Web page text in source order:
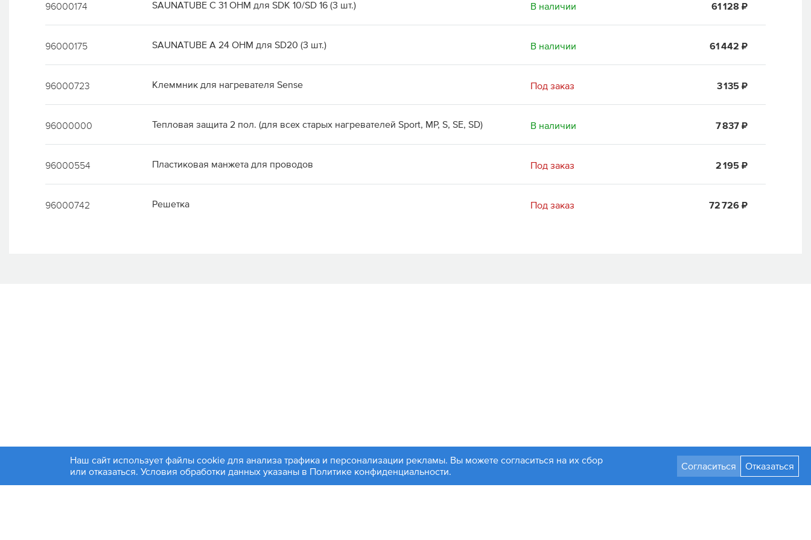
96000174 SAUNATUBE C 31 OHM для SDK 10/SD 16 (3 шт.) В наличии 61 128 ₽
96000175 SAUNATUBE A 24 OHM для SD20 (3 шт.) В наличии 61 442 ₽
96000723 Клеммник для нагревателя Sense Под заказ 3 135 ₽
96000000 Тепловая защита 2 пол. (для всех старых нагревателей Sport, MP, S, SE, SD) В наличии 7 837 ₽
96000554 Пластиковая манжета для проводов Под заказ 2 195 ₽
96000742 Решетка Под заказ 72 726 ₽
© 1994-2026. ЗАО «Контакт Плюс»
Политика конфиденциальности
+7 499 504-88-48
Москва, ул. 1812 года, д. 12
Разработка сайта
Наш сайт использует файлы cookie для анализа трафика и персонализации рекламы. Вы можете согласиться на их сбор
или отказаться. Условия обработки данных указаны в Политике конфиденциальности.
Согласиться Отказаться